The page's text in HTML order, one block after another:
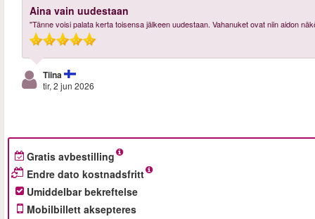
Aina vain uudestaan
"Tänne voisi palata kerta toisensa jälkeen uudestaan. Vahanuket ovat niin aidon
Tiina
tir, 2 jun 2026
Gratis avbestilling
Endre dato kostnadsfritt
Umiddelbar bekreftelse
Mobilbillett aksepteres